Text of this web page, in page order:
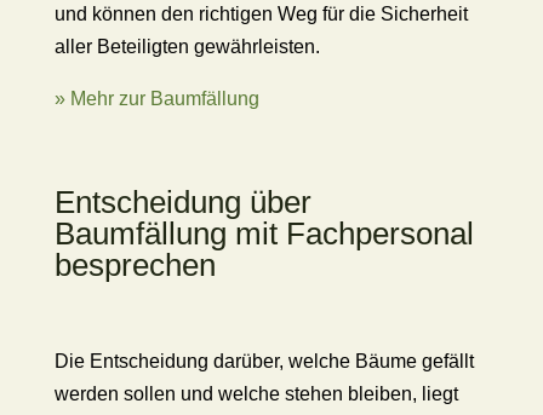
und können den richtigen Weg für die Sicherheit
aller Beteiligten gewährleisten.
» Mehr zur Baumfällung
Entscheidung über
Baumfällung mit Fachpersonal
besprechen
Die Entscheidung darüber, welche Bäume gefällt
werden sollen und welche stehen bleiben, liegt